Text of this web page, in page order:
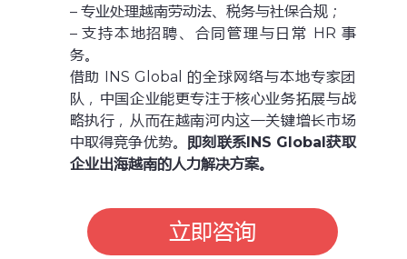
– 专业处理越南劳动法、税务与社保合规；
– 支持本地招聘、合同管理与日常 HR 事
务。
借助 INS Global 的全球网络与本地专家团
队，中国企业能更专注于核心业务拓展与战
略执行，从而在越南河内这一关键增长市场
中取得竞争优势。 即刻联系INS Global获取
企业出海越南的人力解决方案。
立即咨询